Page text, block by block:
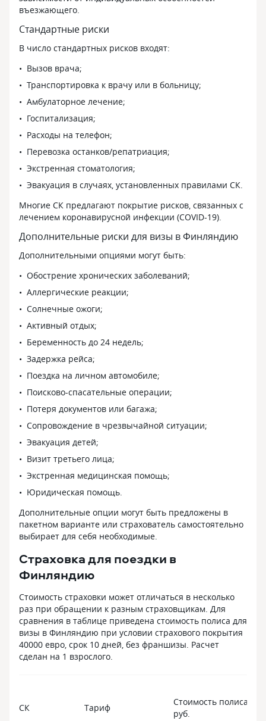
въезжающего.
Стандартные риски
В число стандартных рисков входят:
Вызов врача;
Транспортировка к врачу или в больницу;
Амбулаторное лечение;
Госпитализация;
Расходы на телефон;
Перевозка останков/репатриация;
Экстренная стоматология;
Эвакуация в случаях, установленных правилами СК.
Многие СК предлагают покрытие рисков, связанных с
лечением коронавирусной инфекции (COVID-19).
Дополнительные риски для визы в Финляндию
Дополнительными опциями могут быть:
Обострение хронических заболеваний;
Аллергические реакции;
Солнечные ожоги;
Активный отдых;
Беременность до 24 недель;
Задержка рейса;
Поездка на личном автомобиле;
Поисково-спасательные операции;
Потеря документов или багажа;
Сопровождение в чрезвычайной ситуации;
Эвакуация детей;
Визит третьего лица;
Экстренная медицинская помощь;
Юридическая помощь.
Дополнительные опции могут быть предложены в
пакетном варианте или страхователь самостоятельно
выбирает для себя необходимые.
Страховка для поездки в
Финляндию
Стоимость страховки может отличаться в несколько
раз при обращении к разным страховщикам. Для
сравнения в таблице приведена стоимость полиса для
визы в Финляндию при условии страхового покрытия
40000 евро, срок 10 дней, без франшизы. Расчет
сделан на 1 взрослого.
СК Тариф
Стоимость полиса,
руб.